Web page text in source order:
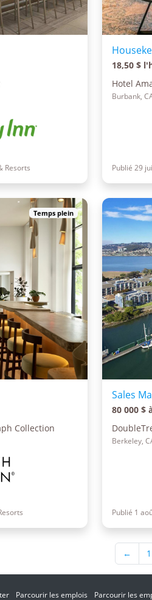
Resorts
18,50 $
Hotel
Burbank,
Publié 29
Temps plein
Collection
Sales
80 000 $
Berkeley,
Publié 1
← 1
Parcourir les emplois Parcourir les